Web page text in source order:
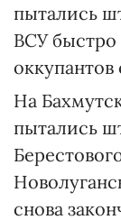
пытались
ВСУ быстро
На
пытались
снова